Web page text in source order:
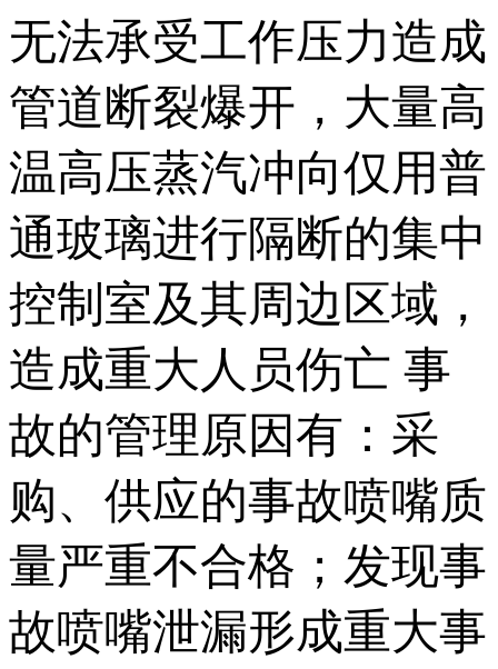
无法承受工作压力造成
管道断裂爆开，大量高
温高压蒸汽冲向仅用普
通玻璃进行隔断的集中
控制室及其周边区域，
造成重大人员伤亡 事
故的管理原因有：采
购、供应的事故喷嘴质
量严重不合格；发现事
故喷嘴泄漏形成重大事